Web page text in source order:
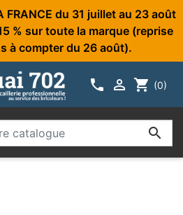
FRANCE du 31 juillet au 23 août
% sur toute la marque (reprise
à compter du 26 août).
  shopping_cart (0)
